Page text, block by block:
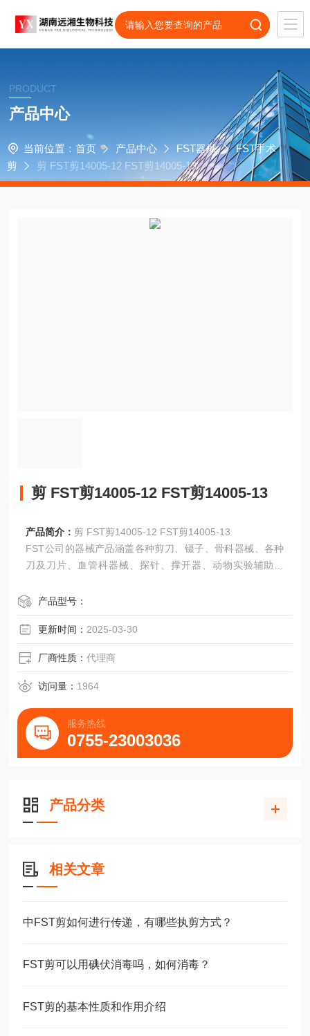
PRODUCT
产品中心
当前位置： 首页 产品中心 FST器械
FST手术
剪
剪 FST剪14005-12 FST剪14005-13
剪 FST剪14005-12 FST剪14005-13
产品简介： 剪 FST剪14005-12 FST剪14005-13
FST公司的器械产品涵盖各种剪刀、镊子、骨科器械、各种
刀及刀片、血管科器械、探针、撑开器、动物实验辅助设
产品型号：
更新时间： 2025-03-30
厂商性质：代理商
访问量： 1964
服务热线
0755-23003036
产品分类
相关文章
中FST剪如何进行传递，有哪些执剪方式？
FST剪可以用碘伏消毒吗，如何消毒？
FST剪的基本性质和作用介绍